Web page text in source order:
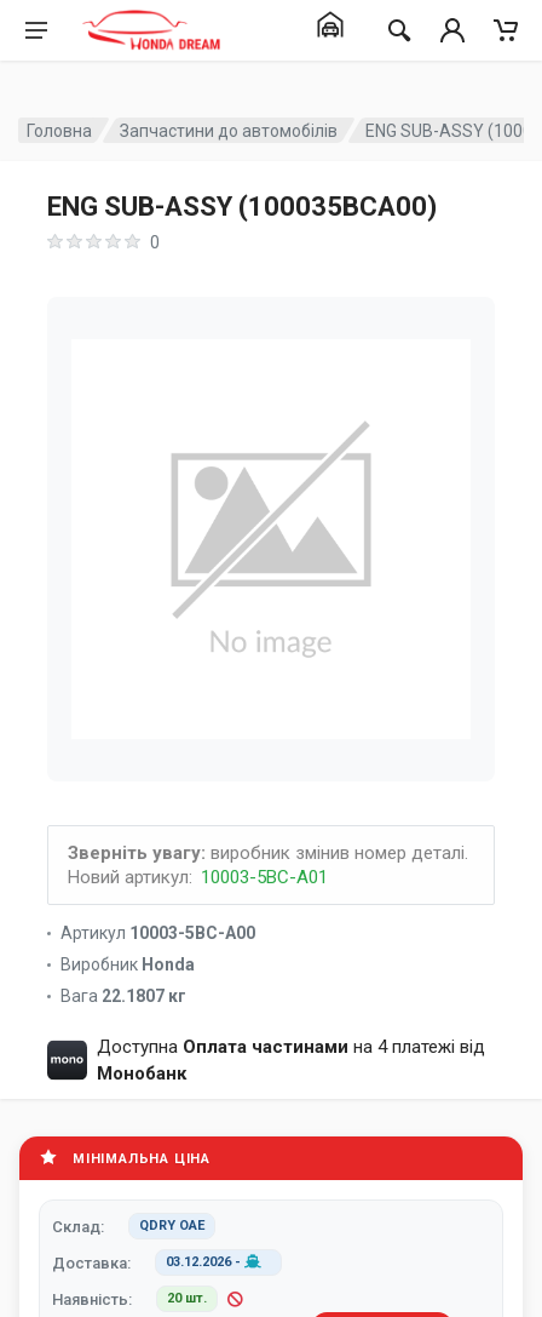
Головна Запчастини до автомобілів ENG SUB-ASSY
ENG SUB-ASSY (100035BCA00)
0
Зверніть увагу: виробник змінив номер деталі.
Новий артикул: 10003-5BC-A01
Артикул 10003-5BC-A00
Виробник Honda
Вага 22.1807 кг
Доступна Оплата частинами на 4 платежі від
Монобанк
МІНІМАЛЬНА ЦІНА
Склад: QDRY ОАЕ
Доставка: 03.12.2026-
Наявність: 20 шт.